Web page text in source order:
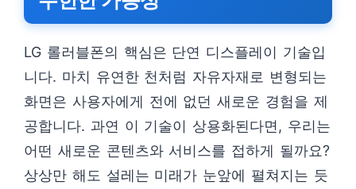
LG 롤러블폰의 핵심은 단연 디스플레이 기술입
니다. 마치 유연한 천처럼 자유자재로 변형되는
화면은 사용자에게 전에 없던 새로운 경험을 제
공합니다. 과연 이 기술이 상용화된다면, 우리는
어떤 새로운 콘텐츠와 서비스를 접하게 될까요?
상상만 해도 설레는 미래가 눈앞에 펼쳐지는 듯